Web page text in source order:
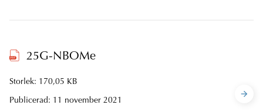
25G-NBOMe
Storlek: 170,05 KB
Publicerad: 11 november 2021